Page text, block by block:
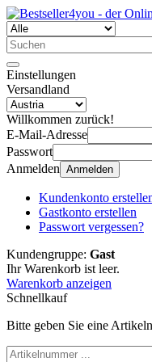
Einstellungen
Versandland
Willkommen zurück!
E-Mail-Adresse
Passwort
Anmelden Anmelden
Kundenkonto
Gastkonto erstellen
Passwort vergessen?
Kundengruppe: Gast
Ihr Warenkorb ist leer.
Warenkorb anzeigen
Schnellkauf
Bitte geben Sie eine